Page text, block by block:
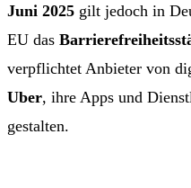
Juni 2025 gilt jedoch in
EU das
verpflichtet Anbieter von
Uber, ihre Apps und
gestalten.